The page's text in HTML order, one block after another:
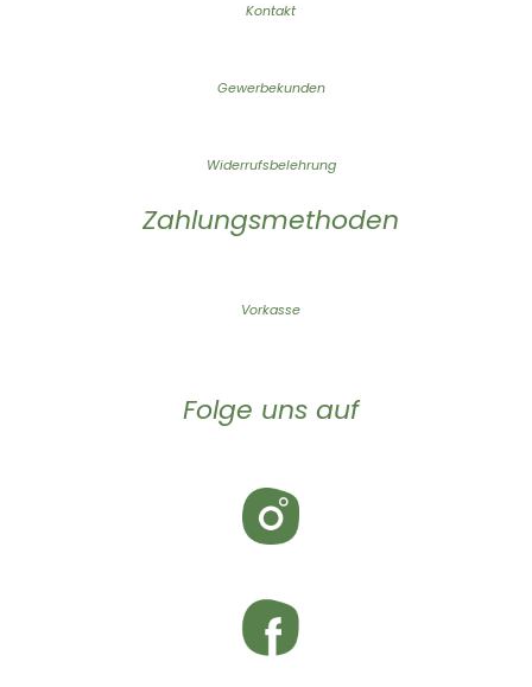
Kontakt
Gewerbekunden
Widerrufsbelehrung
Zahlungsmethoden
Vorkasse
Folge uns auf